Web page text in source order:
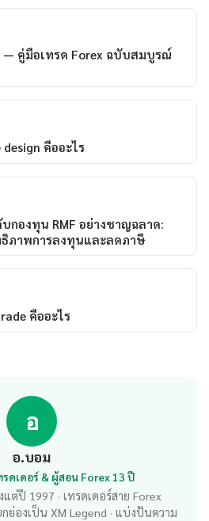
— คู่มือเทรด Forex ฉบับสมบูรณ์
design คืออะไร
กองทุน RMF อย่างชาญฉลาด:
ภาพการลงทุนและลดภาษี
คืออะไร
อ
อ.บอม
รดเดอร์ & ผู้สอน Forex 13 ปี
ต่ปี 1997 · เทรดเดอร์สาย Forex
ย่องเป็น XM Legend · แบ่งปันความ